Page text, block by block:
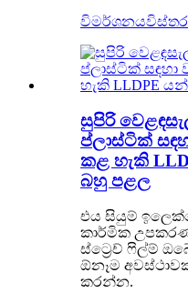
විමර්ශනයවිස්තර
සුපිරි
ප්ලාස්ටික්
කළ හැකි
බහු පළල
එය සියුම්
කාර්මික
ස්ට්‍රෙච් ෆිල්ම්
ඕනෑම
කරන්න.